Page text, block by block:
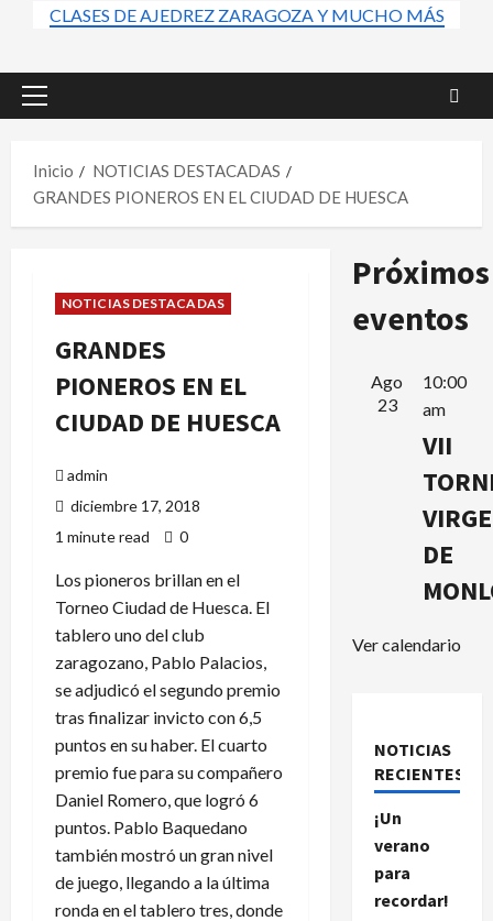
CLASES DE AJEDREZ ZARAGOZA Y MUCHO MÁS
Menú
Inicio
NOTICIAS DESTACADAS
GRANDES PIONEROS EN EL CIUDAD DE HUESCA
NOTICIAS DESTACADAS
GRANDES
PIONEROS EN EL
CIUDAD DE HUESCA
admin
diciembre 17, 2018
1 minute read
0
Los pioneros brillan en el
Torneo Ciudad de Huesca. El
tablero uno del club
zaragozano, Pablo Palacios,
se adjudicó el segundo premio
tras finalizar invicto con 6,5
puntos en su haber. El cuarto
premio fue para su compañero
Daniel Romero, que logró 6
puntos. Pablo Baquedano
también mostró un gran nivel
de juego, llegando a la última
ronda en el tablero tres, donde
Próximos
eventos
Ago
23
10:00
am
VII
DE
Ver calendario
NOTICIAS
RECIENTES.
¡Un
verano
para
recordar!